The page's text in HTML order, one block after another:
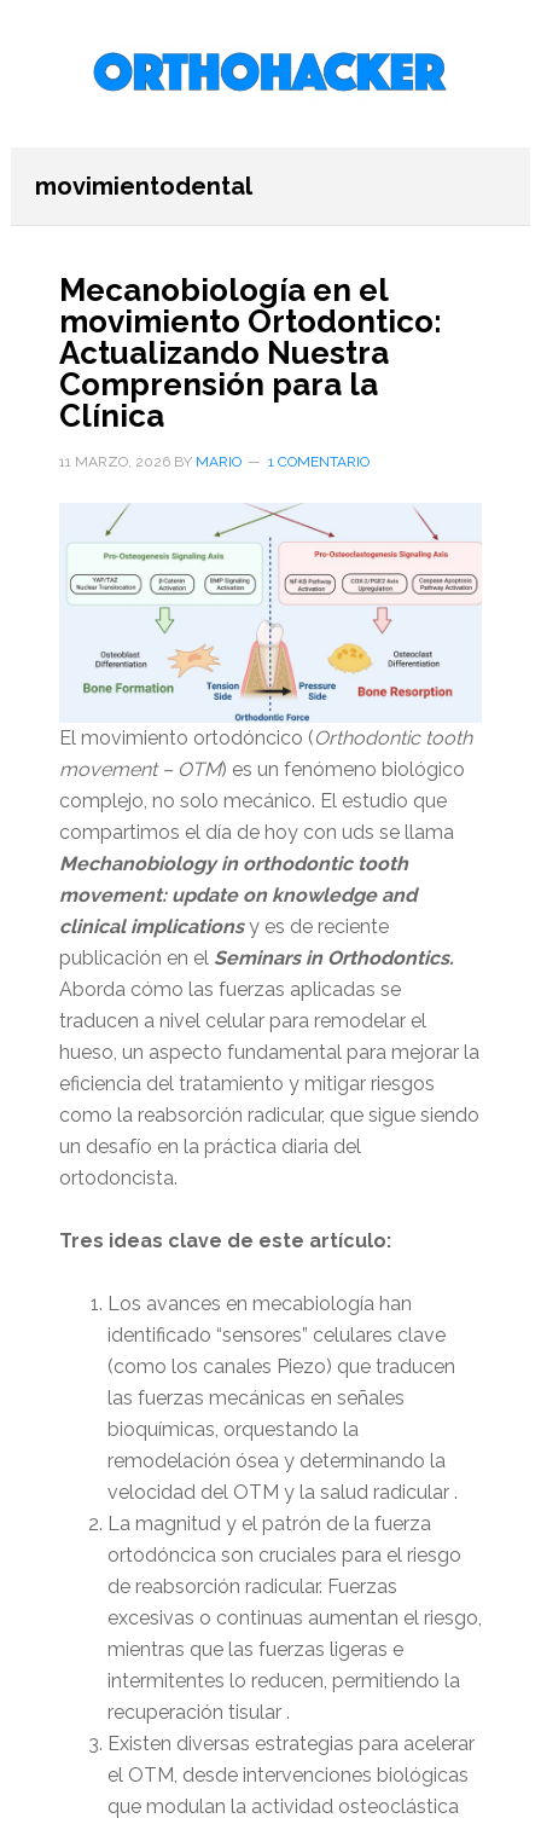
movimientodental
Mecanobiología en el
movimiento Ortodontico:
Actualizando Nuestra
Comprensión para la
Clínica
11 MARZO, 2026BY MARIO 1 COMENTARIO
El movimiento ortodóncico (Orthodontic tooth
movement – OTM) es un fenómeno biológico
complejo, no solo mecánico. El estudio que
compartimos el día de hoy con uds se llama
Mechanobiology in orthodontic tooth
movement: update on knowledge and
clinical implicationsy es de reciente
publicación en el Seminars in Orthodontics.
Aborda cómo las fuerzas aplicadas se
traducen a nivel celular para remodelar el
hueso, un aspecto fundamental para mejorar la
eficiencia del tratamiento y mitigar riesgos
como la reabsorción radicular, que sigue siendo
un desafío en la práctica diaria del
ortodoncista.
Tres ideas clave de este artículo:
Los avances en mecabiología han
identificado “sensores” celulares clave
(como los canales Piezo) que traducen
las fuerzas mecánicas en señales
bioquímicas, orquestando la
remodelación ósea y determinando la
velocidad del OTM y la salud radicular .
La magnitud y el patrón de la fuerza
ortodóncica son cruciales para el riesgo
de reabsorción radicular. Fuerzas
excesivas o continuas aumentan el riesgo,
mientras que las fuerzas ligeras e
intermitentes lo reducen, permitiendo la
recuperación tisular .
Existen diversas estrategias para acelerar
el OTM, desde intervenciones biológicas
que modulan la actividad osteoclástica